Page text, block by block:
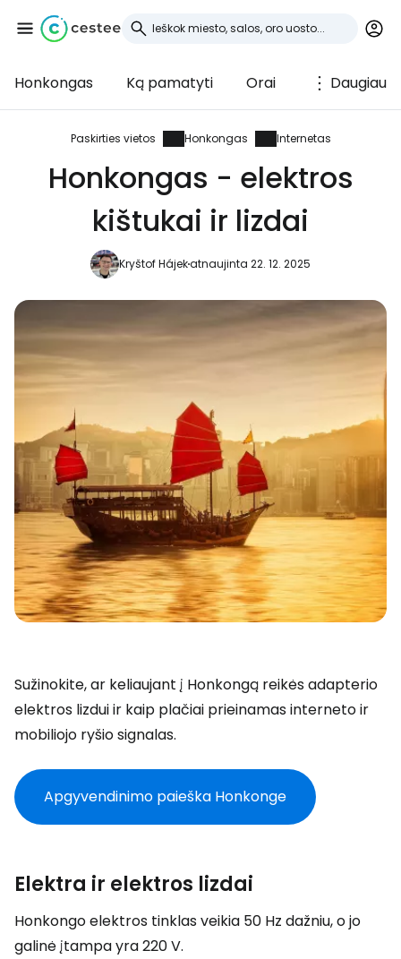
Honkongas Ką pamatyti Orai Daugiau
Paskirties vietos Honkongas Internetas
Honkongas - elektros
kištukai ir lizdai
Kryštof Hájekatnaujinta 22. 12. 2025
Sužinokite, ar keliaujant į Honkongą reikės adapterio
elektros lizdui ir kaip plačiai prieinamas interneto ir
mobiliojo ryšio signalas.
Apgyvendinimo paieška Honkonge
Elektra ir elektros lizdai
Honkongo elektros tinklas veikia 50 Hz dažniu, o jo
galinė įtampa yra 220 V.
Prisijunkite prie
Cestee
... pasaulinė kelionių bendruomenė
Tęsti su Facebook